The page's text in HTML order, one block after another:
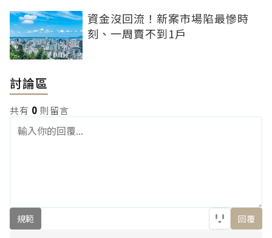
資金沒回流！新案市場陷最慘時
刻、一周賣不到1戶
討論區
共有 0 則留言
規範 回覆